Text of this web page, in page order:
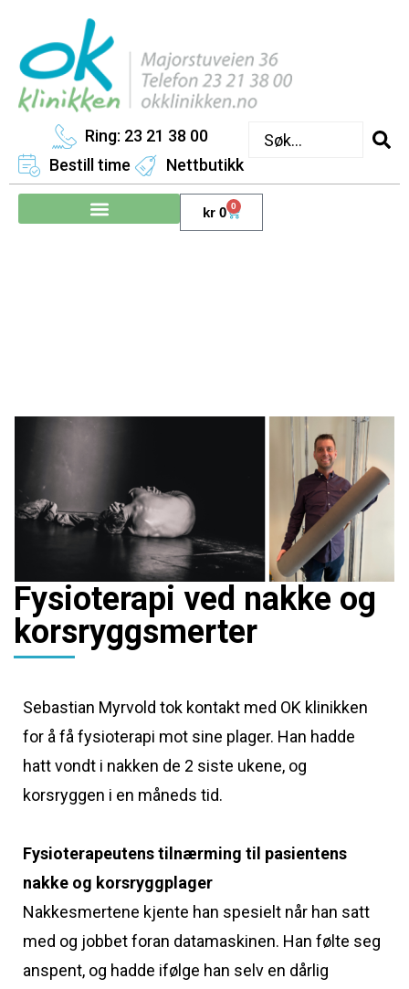
Ring: 23 21 38 00
Bestill time
Nettbutikk
kr 0 0
Fysioterapi ved nakke og
korsryggsmerter
Sebastian Myrvold tok kontakt med OK klinikken
for å få fysioterapi mot sine plager. Han hadde
hatt vondt i nakken de 2 siste ukene, og
korsryggen i en måneds tid.
Fysioterapeutens tilnærming til pasientens
nakke og korsryggplager
Nakkesmertene kjente han spesielt når han satt
med og jobbet foran datamaskinen. Han følte seg
anspent, og hadde ifølge han selv en dårlig